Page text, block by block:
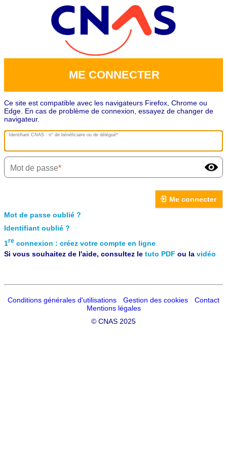
ME CONNECTER
Ce site est compatible avec les navigateurs Firefox, Chrome ou
Edge. En cas de problème de connexion, essayez de changer de
navigateur.
Identifiant CNAS : n° de bénéficiaire ou de délégué
Mot de passe
Me connecter
Mot de passe oublié ?
Identifiant oublié ?
1re connexion : créez votre compte en ligne
Si vous souhaitez de l'aide, consultez le tuto PDF ou la vidéo
Conditions générales d'utilisations Gestion des cookies
Contact
Mentions légales
© CNAS 2025